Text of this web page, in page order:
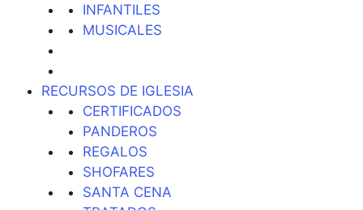
INFANTILES
MUSICALES
RECURSOS DE IGLESIA
CERTIFICADOS
PANDEROS
REGALOS
SHOFARES
SANTA CENA